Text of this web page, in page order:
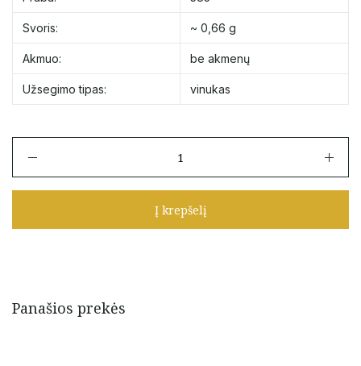
Svoris: ~ 0,66 g
Akmuo: be akmenų
Užsegimo tipas: vinukas
Auksiniai
Į krepšelį
Panašios prekės